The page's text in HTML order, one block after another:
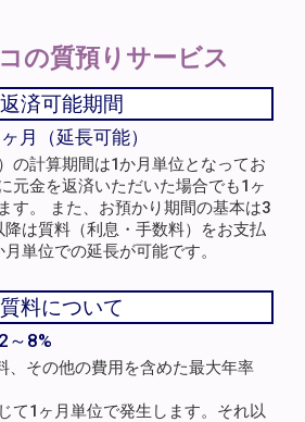
の質預りサービス
返済可能期間
月（延長可能）
の計算期間は1か月単位となってお
元金を返済いただいた場合でも1ヶ
す。 また、お預かり期間の基本は3
降は質料（利息・手数料）をお支払
単位での延長が可能です。
質料について
～8%
、その他の費用を含めた最大年率
て1ヶ月単位で発生します。それ以